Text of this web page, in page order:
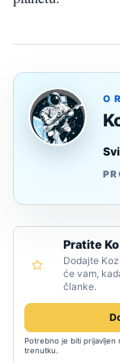
O
Pratite
Dodajte
će vam,
članke.
Potrebno je biti prijavljen
trenutku.